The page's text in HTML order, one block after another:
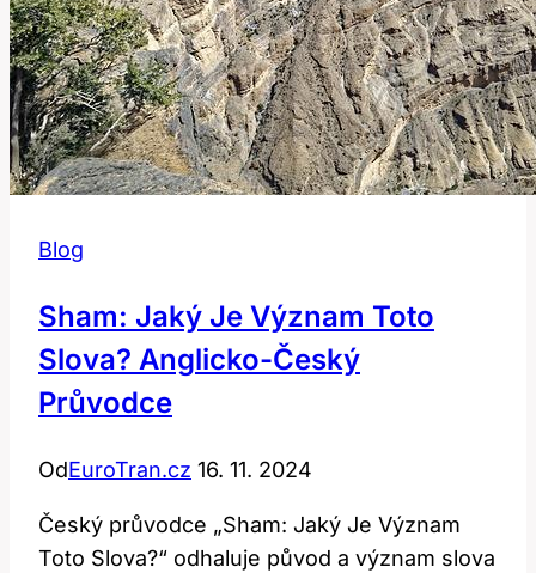
Blog
Sham: Jaký Je Význam Toto
Slova? Anglicko-Český
Průvodce
OdEuroTran.cz 16. 11. 2024
Český průvodce „Sham: Jaký Je Význam
Toto Slova?“ odhaluje původ a význam slova